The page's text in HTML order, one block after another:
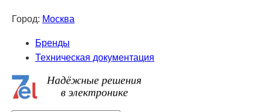
Город: Москва
Бренды
Техническая документация